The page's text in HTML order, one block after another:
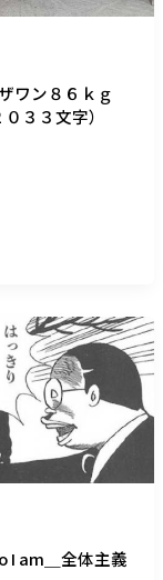
ワン８６ｋｇ
３３文字）
I am＿全体主義